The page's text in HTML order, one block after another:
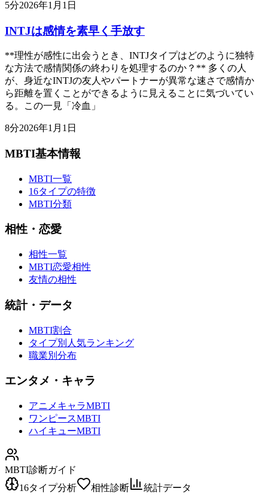
5分2026年1月1日
INTJは感情を素早く手放す
**理性が感性に出会うとき、INTJタイプはどのように独特
な方法で感情関係の終わりを処理するのか？** 多くの人
が、身近なINTJの友人やパートナーが異常な速さで感情か
ら距離を置くことができるように見えることに気づいてい
る。この一見「冷血」
8分2026年1月1日
MBTI基本情報
MBTI一覧
16タイプの特徴
MBTI分類
相性・恋愛
相性一覧
MBTI恋愛相性
友情の相性
統計・データ
MBTI割合
タイプ別人気ランキング
職業別分布
エンタメ・キャラ
アニメキャラMBTI
ワンピースMBTI
ハイキューMBTI
MBTI診断ガイド
16タイプ分析
相性診断 統計データ